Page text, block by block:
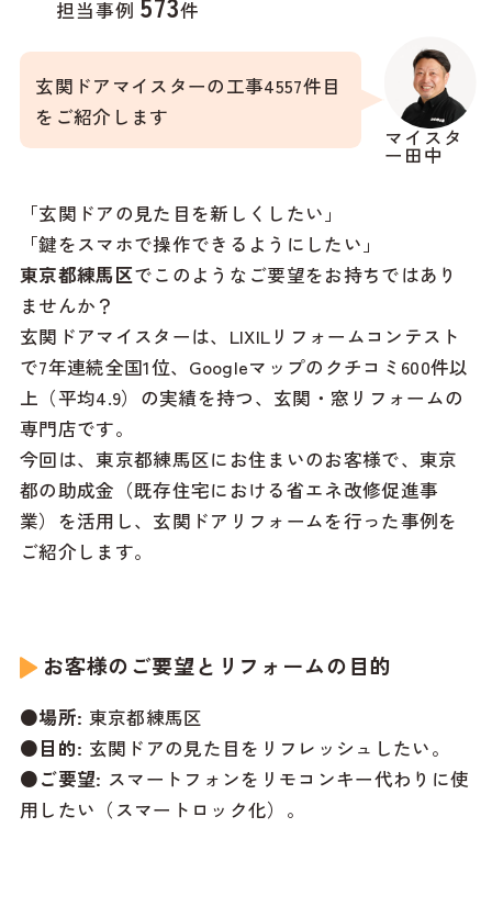
担当事例 件
マイスタ
ー田中
玄関ドアマイスターの工事4557件目
をご紹介します
「玄関ドアの見た目を新しくしたい」
「鍵をスマホで操作できるようにしたい」
東京都練馬区でこのようなご要望をお持ちではあり
ませんか？
玄関ドアマイスターは、LIXILリフォームコンテスト
で7年連続全国1位、Googleマップのクチコミ600件以
上（平均4.9）の実績を持つ、玄関・窓リフォームの
専門店です。
今回は、東京都練馬区にお住まいのお客様で、東京
都の助成金（既存住宅における省エネ改修促進事
業）を活用し、玄関ドアリフォームを行った事例を
ご紹介します。
お客様のご要望とリフォームの目的
●場所: 東京都練馬区
●目的: 玄関ドアの見た目をリフレッシュしたい。
●ご要望: スマートフォンをリモコンキー代わりに使
用したい（スマートロック化）。